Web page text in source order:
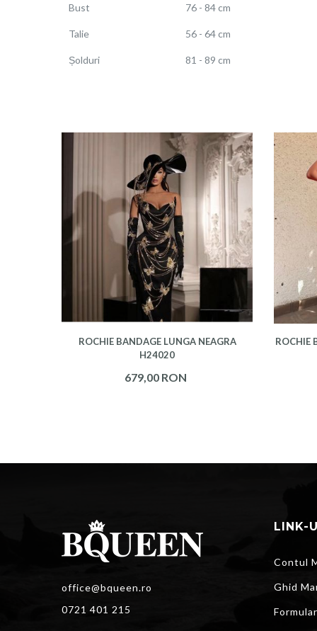
Bust 76 - 84 cm
Talie 56 - 64 cm
Șolduri 81 - 89 cm
ROCHIE BANDAGE LUNGA NEAGRA
H24020
679,00 RON
ROCHIE
office@bqueen.ro
0721 401 215
LINK-
Contul
Ghid